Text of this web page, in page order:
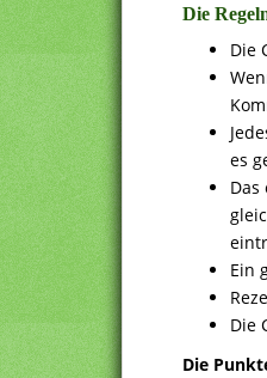
Die
Die
es
Ein
Die
Die